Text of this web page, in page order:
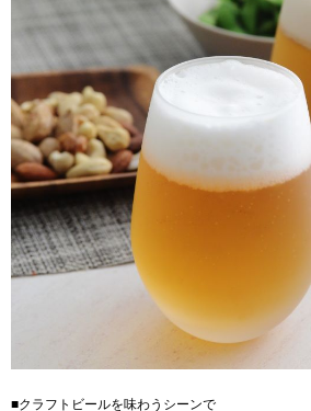
■クラフトビールを味わうシーンで